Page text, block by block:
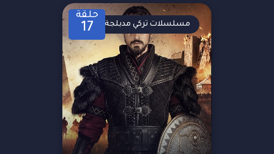
حلقة
17 مسلسلات تركي مدبلجة